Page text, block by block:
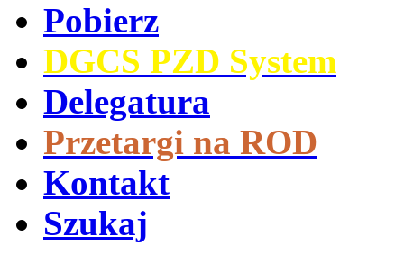
Pobierz
DGCS PZD System
Delegatura
Przetargi na ROD
Kontakt
Szukaj